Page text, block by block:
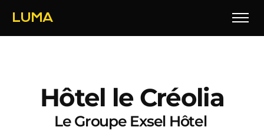
LUMA
Hôtel le Créolia
Le Groupe Exsel Hôtel